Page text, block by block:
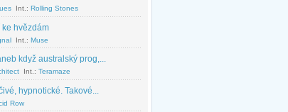
Int.: Rolling Stones
ke hvězdám
Int.: Muse
když australský prog,...
Int.: Teramaze
hypnotické. Takové...
Row